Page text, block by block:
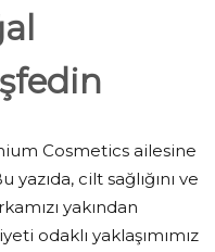
Cosmetics ailesine
yazıda, cilt sağlığını ve
yakından
odaklı yaklaşımımız